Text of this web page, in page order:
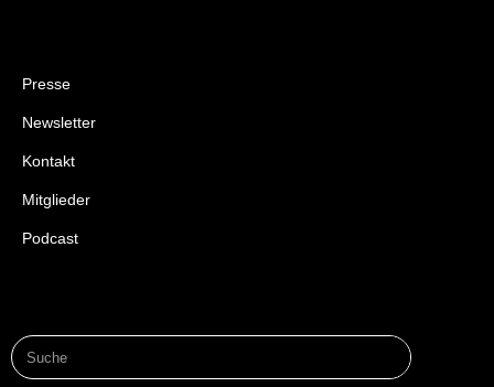
Presse
Newsletter
Kontakt
Mitglieder
Podcast